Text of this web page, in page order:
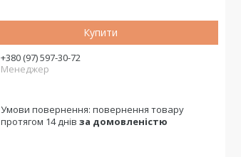
Купити
+380 (97) 597-30-72
Менеджер
повернення товару
протягом 14 днів за домовленістю